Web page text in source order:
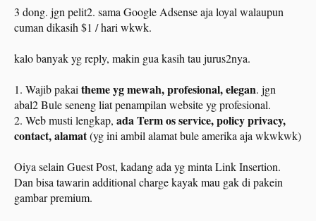
Itu kalo saya terima semua, mungkin bisa $1000 USD!! .. karna hampir rata2
native english minta $10 usd.
Banyak juga yg meledek khususnya blogger India bilang kemahalan, visitor
Itulah kenapa saya lebih suka Bule asli!. gak pake nawar rata2, deal!.
ADA HARTA KARUN DI KATA
Banyak harta karun, contohnya "Guest Post Apple Watch", "Write for Us
Fashion Fat Women
3 dong. jgn pelit2. sama Google Adsense aja loyal walaupun
cuman dikasih $1 / hari wkwk.
kalo banyak yg reply, makin gua kasih tau jurus2nya.
1. Wajib pakai theme yg mewah, profesional, elegan. jgn
abal2 Bule seneng liat penampilan website yg profesional.
2. Web musti lengkap, ada Term os service, policy privacy,
contact, alamat(yg ini ambil alamat bule amerika aja wkwkwk)
Oiya selain Guest Post, kadang ada yg minta Link Insertion.
Dan bisa tawarin additional charge kayak mau gak di pakein
gambar premium.